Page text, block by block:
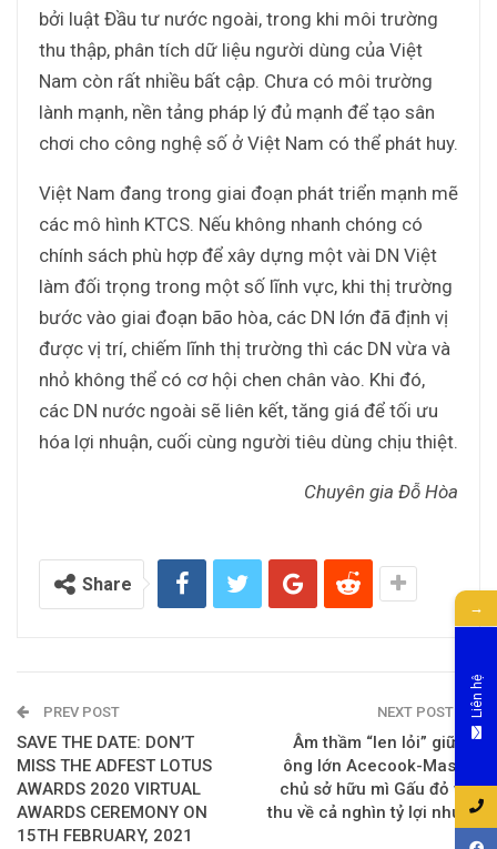
bởi luật Đầu tư nước ngoài, trong khi môi trường
thu thập, phân tích dữ liệu người dùng của Việt
Nam còn rất nhiều bất cập. Chưa có môi trường
lành mạnh, nền tảng pháp lý đủ mạnh để tạo sân
chơi cho công nghệ số ở Việt Nam có thể phát huy.
Việt Nam đang trong giai đoạn phát triển mạnh mẽ
các mô hình KTCS. Nếu không nhanh chóng có
chính sách phù hợp để xây dựng một vài DN Việt
làm đối trọng trong một số lĩnh vực, khi thị trường
bước vào giai đoạn bão hòa, các DN lớn đã định vị
được vị trí, chiếm lĩnh thị trường thì các DN vừa và
nhỏ không thể có cơ hội chen chân vào. Khi đó,
các DN nước ngoài sẽ liên kết, tăng giá để tối ưu
hóa lợi nhuận, cuối cùng người tiêu dùng chịu thiệt.
Chuyên gia Đỗ Hòa
Share
PREV POST
SAVE THE DATE: DON’T
MISS THE ADFEST LOTUS
AWARDS 2020 VIRTUAL
AWARDS CEREMONY ON
15TH FEBRUARY, 2021
NEXT POST
Âm thầm “len lỏi” giữa 2
ông lớn Acecook-Masan,
chủ sở hữu mì Gấu đỏ vẫn
thu về cả nghìn tỷ lợi nhuận
→
Liên hệ